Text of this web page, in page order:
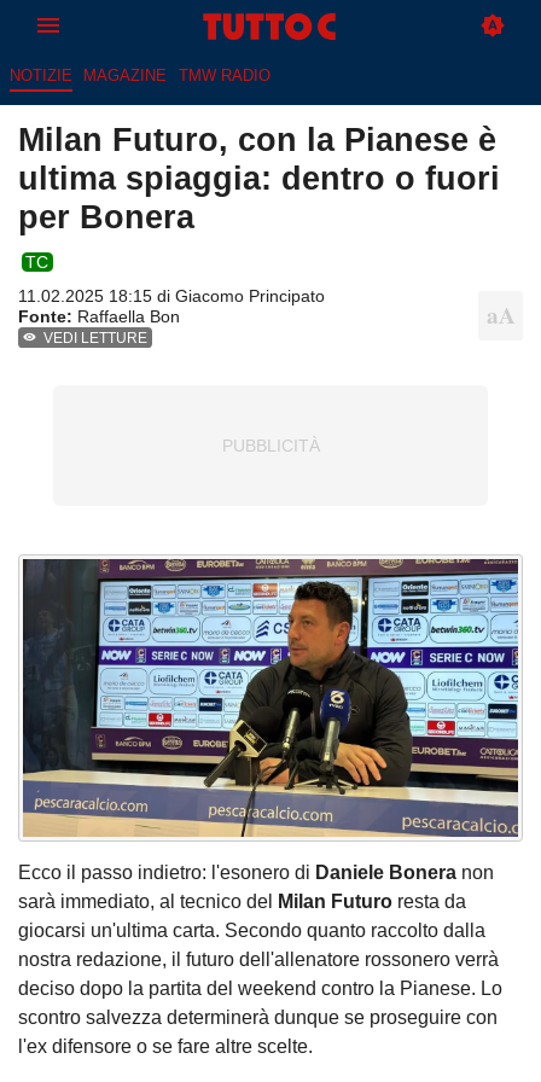
NOTIZIE MAGAZINE TMW RADIO
Milan Futuro, con la Pianese è
ultima spiaggia: dentro o fuori
per Bonera
TC
11.02.2025 18:15 di Giacomo Principato
Fonte: Raffaella Bon
VEDI LETTURE
Ecco il passo indietro: l'esonero di Daniele Bonera non
sarà immediato, al tecnico del
Milan Futuro resta da
giocarsi un'ultima carta. Secondo quanto raccolto dalla
nostra redazione, il futuro dell'allenatore rossonero verrà
deciso dopo la partita del weekend contro la Pianese. Lo
scontro salvezza determinerà dunque se proseguire con
l'ex difensore o se fare altre scelte.